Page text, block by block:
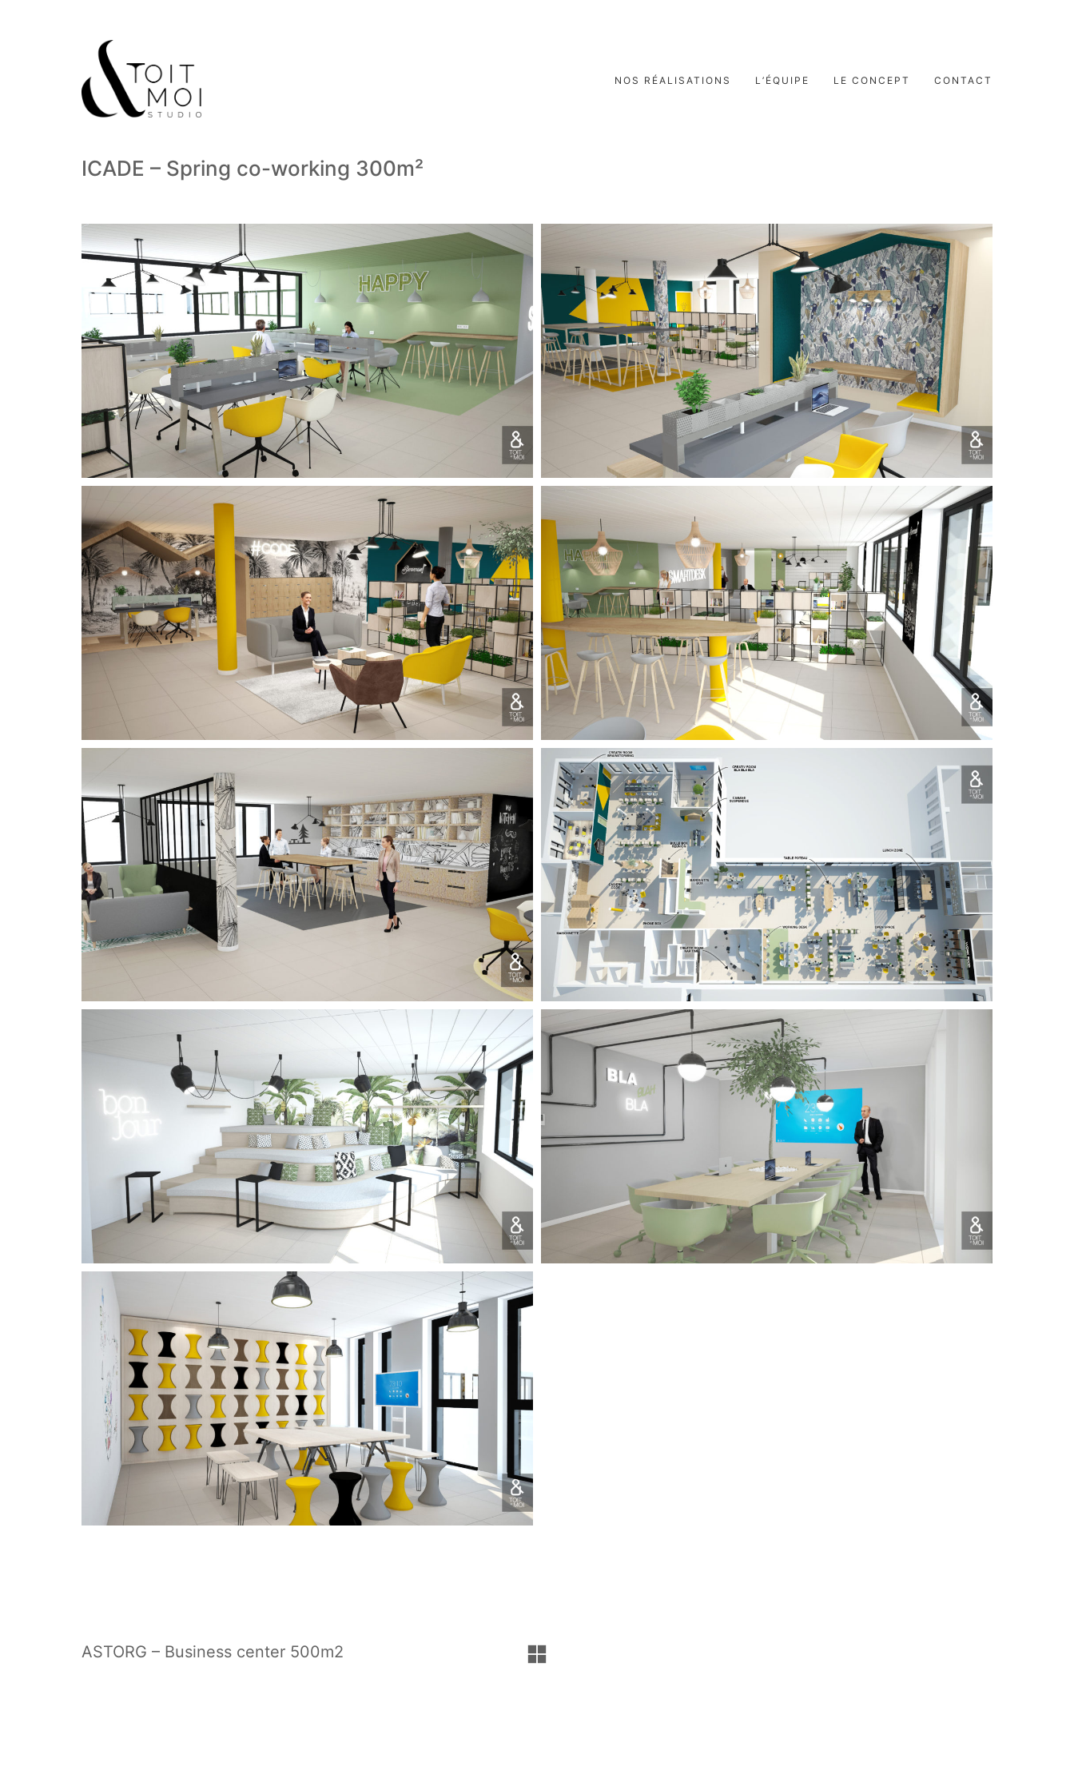
NOS RÉALISATIONS L’ÉQUIPE LE CONCEPT CONTACT
ICADE – Spring co-working 300m²
ASTORG – Business center 500m2